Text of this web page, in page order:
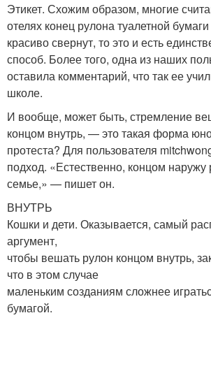
Этикет. Схожим образом, многие
отелях конец рулона туалетной
красиво свернут, то это и есть
способ. Более того, одна из наших
оставила комментарий, что так ее
школе.
И вообще, может быть, стремление
концом внутрь, — это такая форма
протеста? Для пользователя
подход. «Естественно, концом
семье,» — пишет он.
ВНУТРЬ
Кошки и дети. Оказывается, самый
аргумент,
чтобы вешать рулон концом внутрь,
что в этом случае
маленьким созданиям сложнее
бумагой.